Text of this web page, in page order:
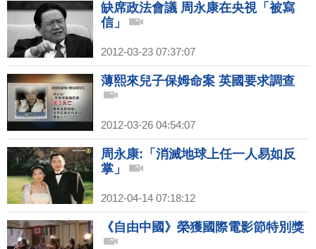
缺席政法會議 周永康在央視「被寫
信」
2012-03-23 07:37:07
薄熙來兒子保姆命案 英國要求調查
2012-03-26 04:54:07
周永康:「消滅地球上任一人易如反
掌」
2012-04-14 07:18:12
《自由中國》榮獲國際電影節特別獎